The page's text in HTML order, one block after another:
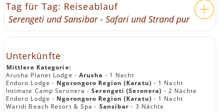
Tag für Tag: Reiseablauf
Serengeti und Sansibar - Safari und Strand pur
Unterkünfte
Mittlere Kategorie:
Arusha Planet Lodge - Arusha - 1 Nacht
Endoro Lodge - Ngorongoro Region (Karatu) - 1 Nacht
Intimate Camp Seronera -Serengeti (Seronera) - 2 Nächte
Endoro Lodge - Ngorongoro Region (Karatu) - 1 Nacht
Waridi Beach Resort & Spa - Sansibar- 3 Nächte